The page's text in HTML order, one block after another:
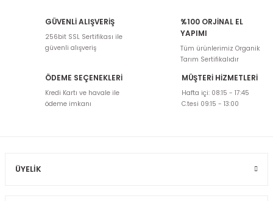
Bu ürünün fiyat bilgisi, resim, ürün açıklamalarında ve diğer
konularda yetersiz gördüğünüz noktaları öneri formunu kullanarak
tarafımıza iletebilirsiniz.
Görüş ve önerileriniz için teşekkür ederiz.
Ürün resmi kalitesiz, bozuk veya görüntülenemiyor.
Ürün açıklamasında eksik bilgiler bulunuyor.
GÜVENLİ ALIŞVERİŞ
256bit SSL Sertifikası ile
güvenli alışveriş
%100 ORJİNAL EL
YAPIMI
Tüm ürünlerimiz Organik
Tarım Sertifikalıdır
ÖDEME SEÇENEKLERİ
Kredi Kartı ve havale ile
ödeme imkanı
MÜŞTERİ HİZMETLERİ
Hafta içi: 08:15 - 17:45
C.tesi 09:15 - 13:00
ÜYELIK